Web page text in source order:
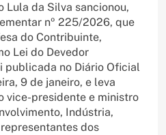
Lula da Silva sancionou,
nº 225/2026, que
do Contribuinte,
Lei do Devedor
publicada no Diário Oficial
9 de janeiro, e leva
vice-presidente e ministro
Indústria,
dos